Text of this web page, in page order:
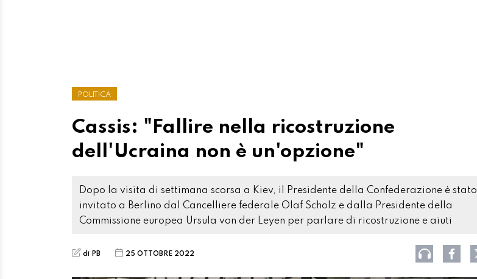
POLITICA
Cassis: "Fallire nella ricostruzione
dell'Ucraina non è un'opzione"
Dopo la visita di settimana scorsa a Kiev, il Presidente della Confederazione è stato
invitato a Berlino dal Cancelliere federale Olaf Scholz e dalla Presidente della
Commissione europea Ursula von der Leyen per parlare di ricostruzione e aiuti
di PB 25 OTTOBRE 2022